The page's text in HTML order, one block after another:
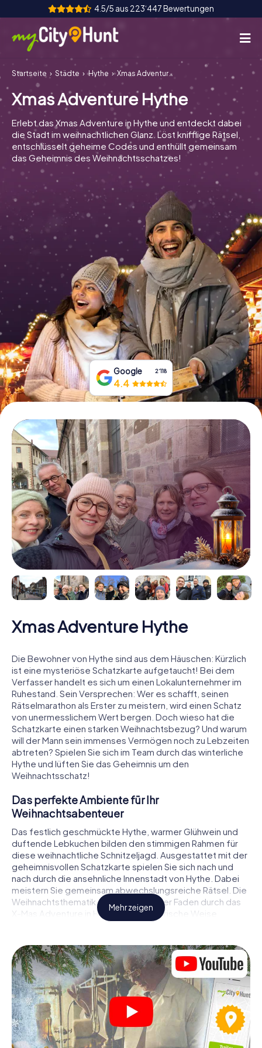
4.5/5 aus 223‘447 Bewertungen
So funktioniert's
Städte
Touren
Teamevent
Tickets
INT CH
DE
FR UK
IE
IT
Tickets buchen
Gutscheine bestellen
Startseite Städte Hythe Xmas Adventure Hythe
Xmas Adventure Hythe
Erlebt das Xmas Adventure in Hythe und entdeckt dabei
die Stadt im weihnachtlichen Glanz. Löst knifflige Rätsel,
entschlüsselt geheime Codes und enthüllt gemeinsam
das Geheimnis des Weihnachtsschatzes!
Google 2‘118
4.4
Xmas Adventure Hythe
Die Bewohner von Hythe sind aus dem Häuschen: Kürzlich
ist eine mysteriöse Schatzkarte aufgetaucht! Bei dem
Verfasser handelt es sich um einen Lokalunternehmer im
Ruhestand. Sein Versprechen: Wer es schafft, seinen
Rätselmarathon als Erster zu meistern, wird einen Schatz
von unermesslichem Wert bergen. Doch wieso hat die
Schatzkarte einen starken Weihnachtsbezug? Und warum
will der Mann sein immenses Vermögen noch zu Lebzeiten
abtreten? Spielen Sie sich im Team durch das winterliche
Hythe und lüften Sie das Geheimnis um den
Weihnachtsschatz!
Das perfekte Ambiente für Ihr
Weihnachtsabenteuer
Das festlich geschmückte Hythe, warmer Glühwein und
duftende Lebkuchen bilden den stimmigen Rahmen für
diese weihnachtliche Schnitzeljagd. Ausgestattet mit der
geheimnisvollen Schatzkarte spielen Sie sich nach und
nach durch die ansehnliche Innenstadt von Hythe. Dabei
meistern Sie gemeinsam abwechslungsreiche Rätsel. Die
Weihnachtsthematik zieht sich als roter Faden durch das
X-Mas Adventure in Hythe. Auf spielerische Weise
erfahren Sie faszinierende Anekdoten rund um das
Hinweise richtig zu deuten und anderen Schatzsuchern
stets einen Schritt voraus zu sein?
Der Weihnachtsmarkt von Hythe als
Zwischenstopp
Stellen Sie ein kompetentes Team aus Freunden oder
Familienmitgliedern zusammen und begeben Sie sich
gemeinsam auf eine weihnachtliche Rätseltour durch
Mehr zeigen